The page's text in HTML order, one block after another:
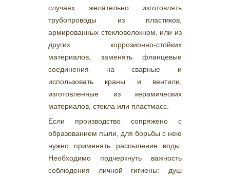
случаях желательно изготовлять
трубопроводы из пластиков,
армированных стекловолокном, или из
других коррозионно-стойких
материалов, заменять фланцевые
соединения на сварные и
использовать краны и вентили,
изготовленные из керамических
материалов, стекла или пластмасс.
Если производство сопряжено с
образованием пыли, для борьбы с нею
нужно применять распыление воды.
Необходимо подчеркнуть важность
соблюдения личной гигиены: душ